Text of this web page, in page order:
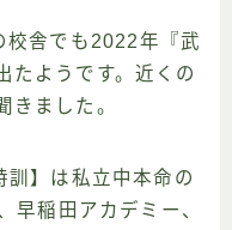
校舎でも2022年『武
たようです。近くの
きました。
訓】は私立中本命の
早稲田アカデミー、